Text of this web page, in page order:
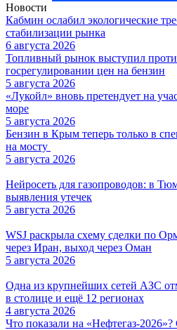
Новости
Кабмин ослабил экологические
стабилизации рынка
6 августа 2026
Топливный рынок выступил
госрегулировании цен на бензин
5 августа 2026
«Лукойл» вновь претендует на
море
5 августа 2026
Бензин в Крым теперь только в
на мосту
5 августа 2026
Нейросеть для газопроводов: в
выявления утечек
5 августа 2026
WSJ раскрыла схему сделки по
через Иран, выход через Оман
5 августа 2026
Одна из крупнейших сетей АЗС
в столице и ещё 12 регионах
4 августа 2026
Что показали на «Нефтегаз-